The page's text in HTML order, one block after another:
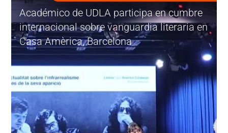
Académico de UDLA participa en cumbre
internacional sobre vanguardia literaria en
Casa Amèrica, Barcelona
LEER MÁS